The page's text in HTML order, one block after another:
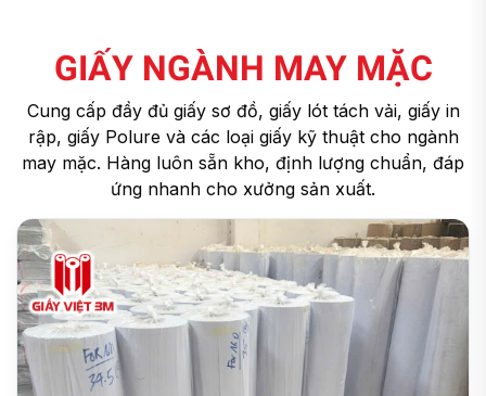
GIẤY NGÀNH MAY MẶC
Cung cấp đầy đủ giấy sơ đồ, giấy lót tách vải, giấy in
rập, giấy Polure và các loại giấy kỹ thuật cho ngành
may mặc. Hàng luôn sẵn kho, định lượng chuẩn, đáp
ứng nhanh cho xưởng sản xuất.